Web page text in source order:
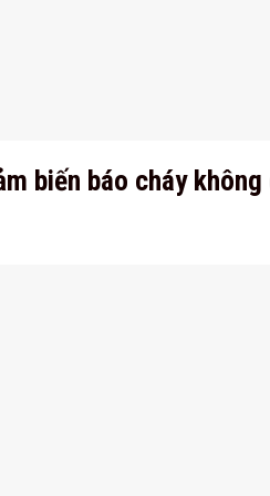
biến báo cháy